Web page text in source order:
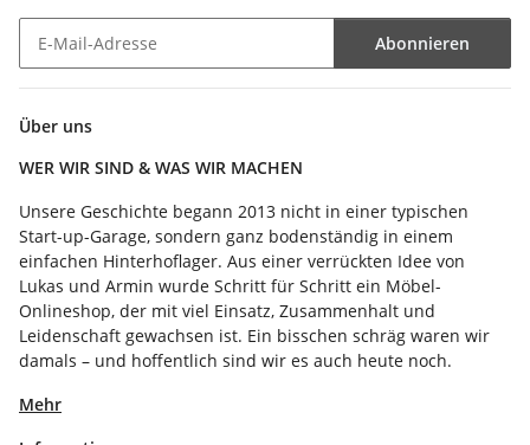
Abonnieren
Über uns
WER WIR SIND & WAS WIR MACHEN
Unsere Geschichte begann 2013 nicht in einer typischen
Start-up-Garage, sondern ganz bodenständig in einem
einfachen Hinterhoflager. Aus einer verrückten Idee von
Lukas und Armin wurde Schritt für Schritt ein Möbel-
Onlineshop, der mit viel Einsatz, Zusammenhalt und
Leidenschaft gewachsen ist. Ein bisschen schräg waren wir
damals – und hoffentlich sind wir es auch heute noch.
Mehr